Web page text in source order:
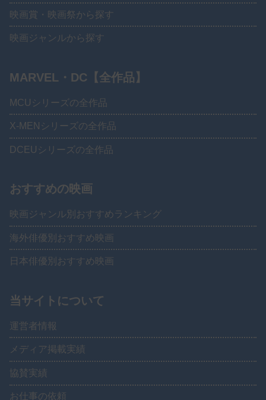
映画賞・映画祭から探す
映画ジャンルから探す
MARVEL・DC【全作品】
MCUシリーズの全作品
X-MENシリーズの全作品
DCEUシリーズの全作品
おすすめの映画
映画ジャンル別おすすめランキング
海外俳優別おすすめ映画
日本俳優別おすすめ映画
当サイトについて
運営者情報
メディア掲載実績
協賛実績
お仕事の依頼